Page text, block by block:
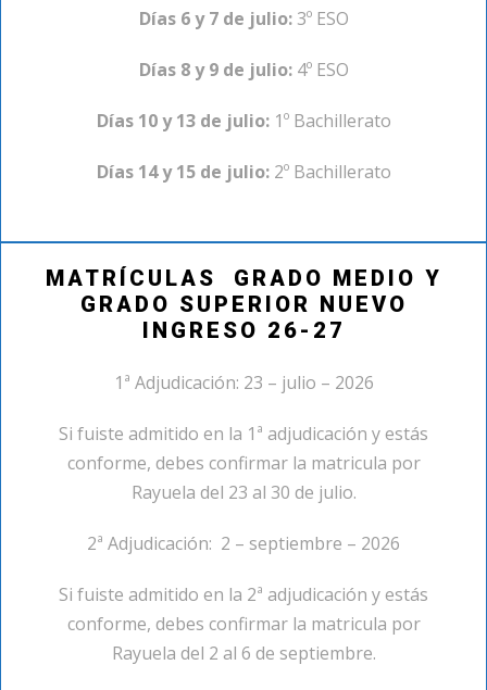
Días 6 y 7 de julio:3º ESO
Días 8 y 9 de julio:4º ESO
Días 10 y 13 de julio:1º Bachillerato
Días 14 y 15 de julio:2º Bachillerato
MATRÍCULAS GRADO MEDIO Y
GRADO SUPERIOR NUEVO
INGRESO 26-27
1ª Adjudicación: 23 – julio – 2026
Si fuiste admitido en la 1ª adjudicación y estás
conforme, debes confirmar la matricula por
Rayuela del 23 al 30 de julio.
2ª Adjudicación: 2 – septiembre – 2026
Si fuiste admitido en la 2ª adjudicación y estás
conforme, debes confirmar la matricula por
Rayuela del 2 al 6 de septiembre.